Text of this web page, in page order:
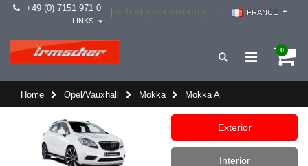
+49 (0) 7151 971 0
FRANCE
LINKS
0
Home Opel/Vauxhall Mokka Mokka A
Exterior
Interior